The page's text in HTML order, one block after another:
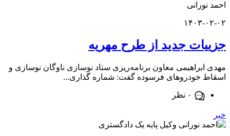
۰۲
جدید از طرح مهریه
معاون برنامه‌ریزی ستاد نوسازی ناوگان نوسازی و
خودروهای فرسوده گفت: شماره گذاری...
۰ نظر